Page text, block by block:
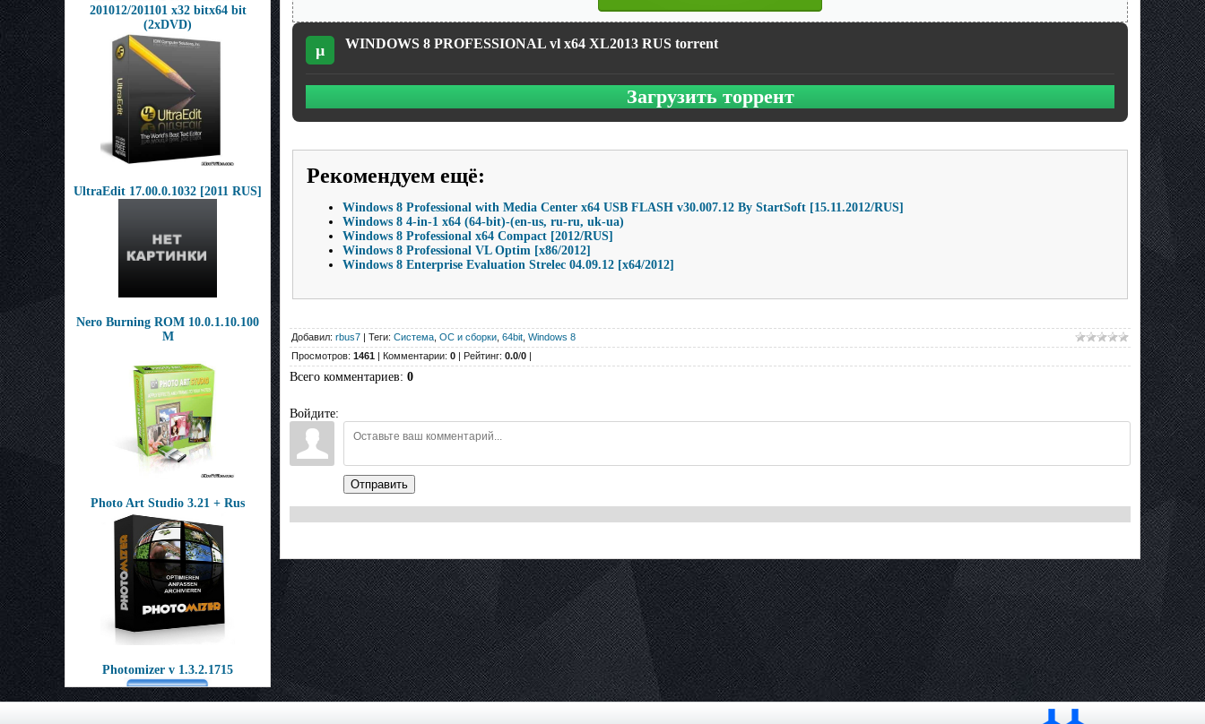
201012/201101 х32 bitх64 bit
(2xDVD)
UltraEdit 17.00.0.1032 [2011 RUS]
Nero Burning ROM 10.0.1.10.100
M
Photo Art Studio 3.21 + Rus
Photomizer v 1.3.2.1715
µ WINDOWS 8 PROFESSIONAL vl x64 XL2013 RUS torrent
Загрузить торрент
Рекомендуем ещё:
Windows 8 Professional with Media Center x64 USB FLASH v30.007.12 By StartSoft [15.11.2012/RUS]
Windows 8 4-in-1 x64 (64-bit)-(en-us, ru-ru, uk-ua)
Windows 8 Professional x64 Compact [2012/RUS]
Windows 8 Professional VL Optim [x86/2012]
Windows 8 Enterprise Evaluation Strelec 04.09.12 [x64/2012]
Добавил: rbus7 | Теги: Система ОС и сборки 64bit Windows 8
Просмотров: 1461 | Комментарии: 0 | Рейтинг: 0.0/0 |
Всего комментариев: 0
Войдите:
Отправить